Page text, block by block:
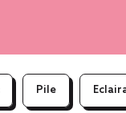
Pile